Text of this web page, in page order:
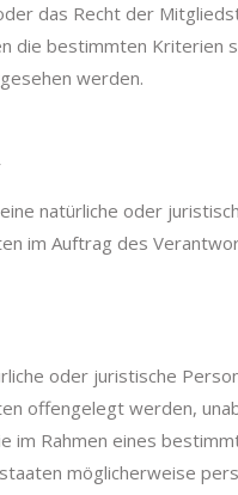
das Recht der
die bestimmten Kriterien
werden.
natürliche oder
im Auftrag des
oder juristische
offengelegt werden,
im Rahmen eines
möglicherweise